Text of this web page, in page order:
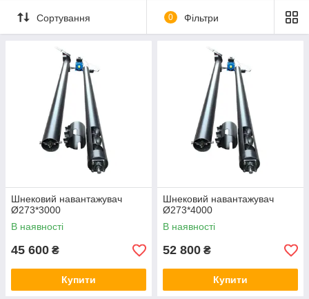
Працюючи на ринку сільськогосподарської техніки з 2014
року ми забезпечили якісними і надійними навантажувачами
зарубіжжі.
Зернонавантажувачі МПСР - це якість за помірну ціну завдяки
професійному проєктному відділу та власному виробництву.
Замовте шнековий навантажувач сьогодні і переконайтеся в
його якості та надійності вже завтра.
Сортування 0 Фільтри
Шнековий навантажувач
Ø273*3000
В наявності
45 600 ₴
Купити
Шнековий навантажувач
Ø273*4000
В наявності
52 800 ₴
Купити